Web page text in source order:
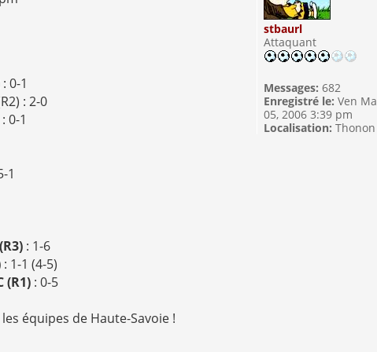
: 0-1
: 2-0
0-1
1
: 1-6
: 1-1 (4-5)
(R1) : 0-5
équipes de Haute-Savoie !
stbaurl
Attaquant
Messages: 682
Enregistré le: Ven
05, 2006 3:39 pm
Localisation: Thonon